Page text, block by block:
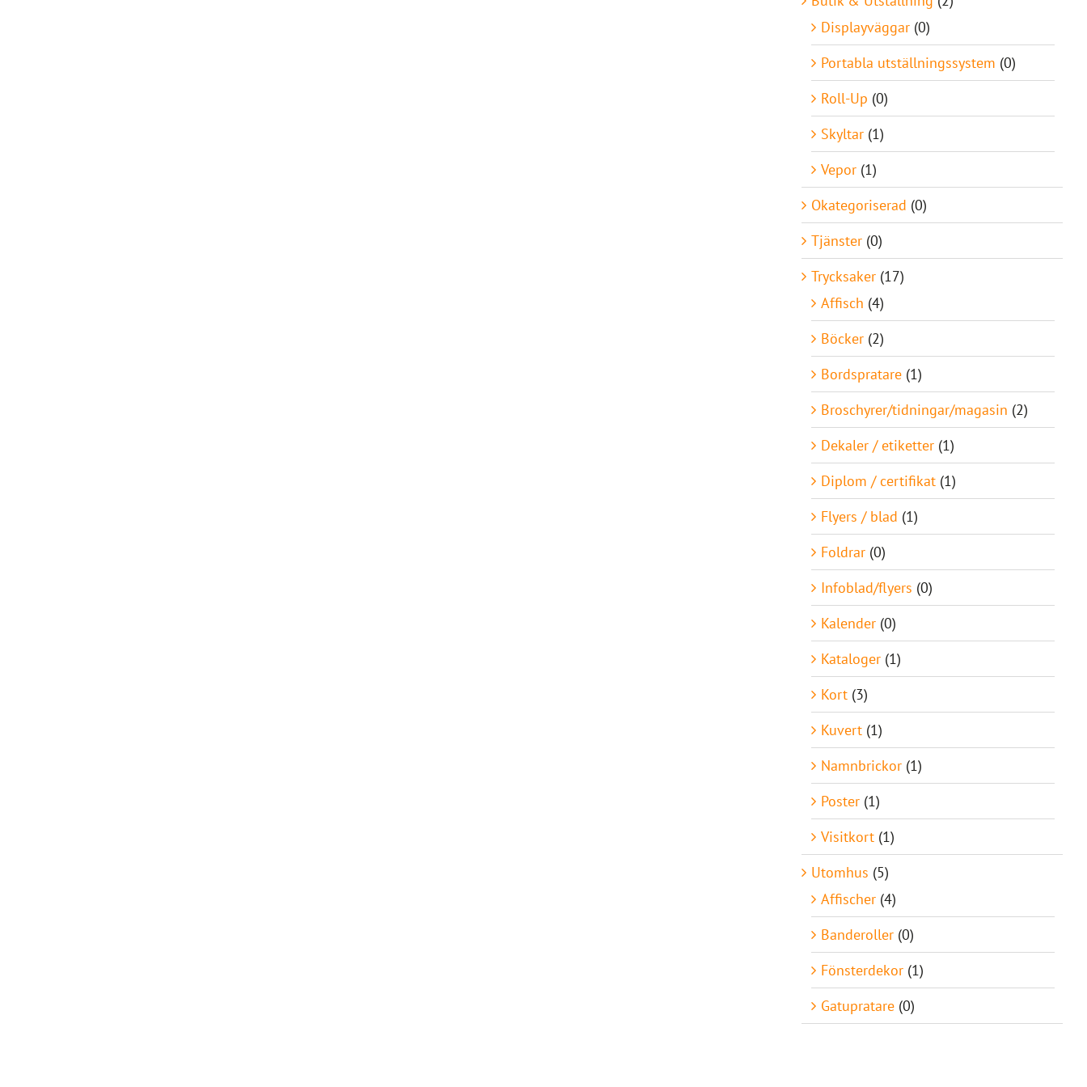
Displayväggar (0)
Portabla utställningssystem (0)
Roll-Up (0)
Skyltar (1)
Vepor (1)
Okategoriserad (0)
Tjänster (0)
Trycksaker (17)
Affisch (4)
Böcker (2)
Bordspratare (1)
Broschyrer/tidningar/magasin (2)
Dekaler / etiketter (1)
Diplom / certifikat (1)
Flyers / blad (1)
Foldrar (0)
Infoblad/flyers (0)
Kalender (0)
Kataloger (1)
Kort (3)
Kuvert (1)
Namnbrickor (1)
Poster (1)
Visitkort (1)
Utomhus (5)
Affischer (4)
Banderoller (0)
Fönsterdekor (1)
Gatupratare (0)